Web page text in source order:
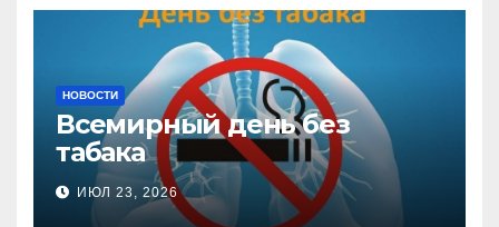
НОВОСТИ
Всемирный день без
табака
ИЮЛ 23, 2026